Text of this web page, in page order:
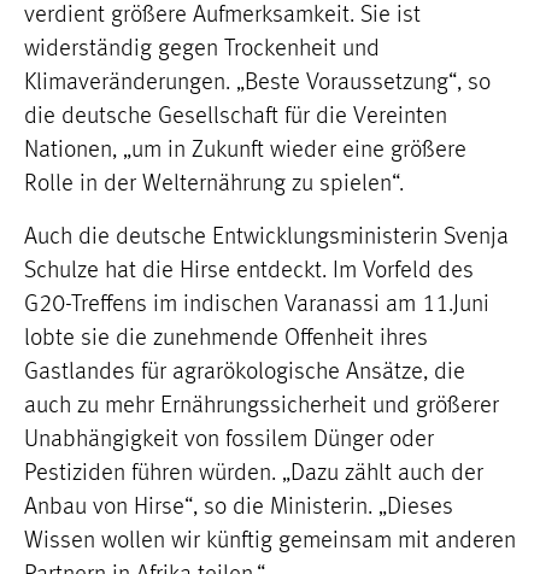
verdient größere Aufmerksamkeit. Sie ist
widerständig gegen Trockenheit und
Klimaveränderungen. „Beste Voraussetzung“, so
die deutsche Gesellschaft für die Vereinten
Nationen, „um in Zukunft wieder eine größere
Rolle in der Welternährung zu spielen“.
Auch die deutsche Entwicklungsministerin Svenja
Schulze hat die Hirse entdeckt. Im Vorfeld des
G20-Treffens im indischen Varanassi am 11.Juni
lobte sie die zunehmende Offenheit ihres
Gastlandes für agrarökologische Ansätze, die
auch zu mehr Ernährungssicherheit und größerer
Unabhängigkeit von fossilem Dünger oder
Pestiziden führen würden. „Dazu zählt auch der
Anbau von Hirse“, so die Ministerin. „Dieses
Wissen wollen wir künftig gemeinsam mit anderen